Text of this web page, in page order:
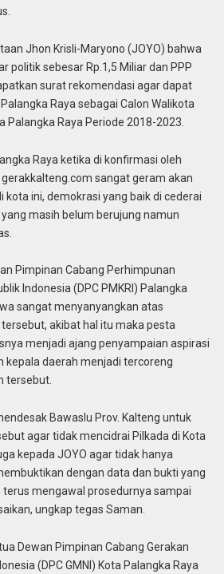
Jhon Krisli-Maryono (JOYO) bahwa
politik sebesar Rp.1,5 Miliar dan PPP
surat rekomendasi agar dapat
Raya sebagai Calon Walikota
Palangka Raya Periode 2018-2023.
Raya ketika di konfirmasi oleh
sangat geram akan
kota ini, demokrasi yang baik di cederai
masih belum berujung namun
Pimpinan Cabang Perhimpunan
Indonesia (DPC PMKRI) Palangka
sangat menyanyangkan atas
akibat hal itu maka pesta
menjadi ajang penyampaian aspirasi
kepala daerah menjadi tercoreng
tersebut.
Bawaslu Prov. Kalteng untuk
agar tidak mencidrai Pilkada di Kota
kepada JOYO agar tidak hanya
dengan data dan bukti yang
mengawal prosedurnya sampai
ungkap tegas Saman.
Dewan Pimpinan Cabang Gerakan
(DPC GMNI) Kota Palangka Raya